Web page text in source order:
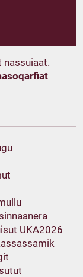
nassuiaat.
UKA2026